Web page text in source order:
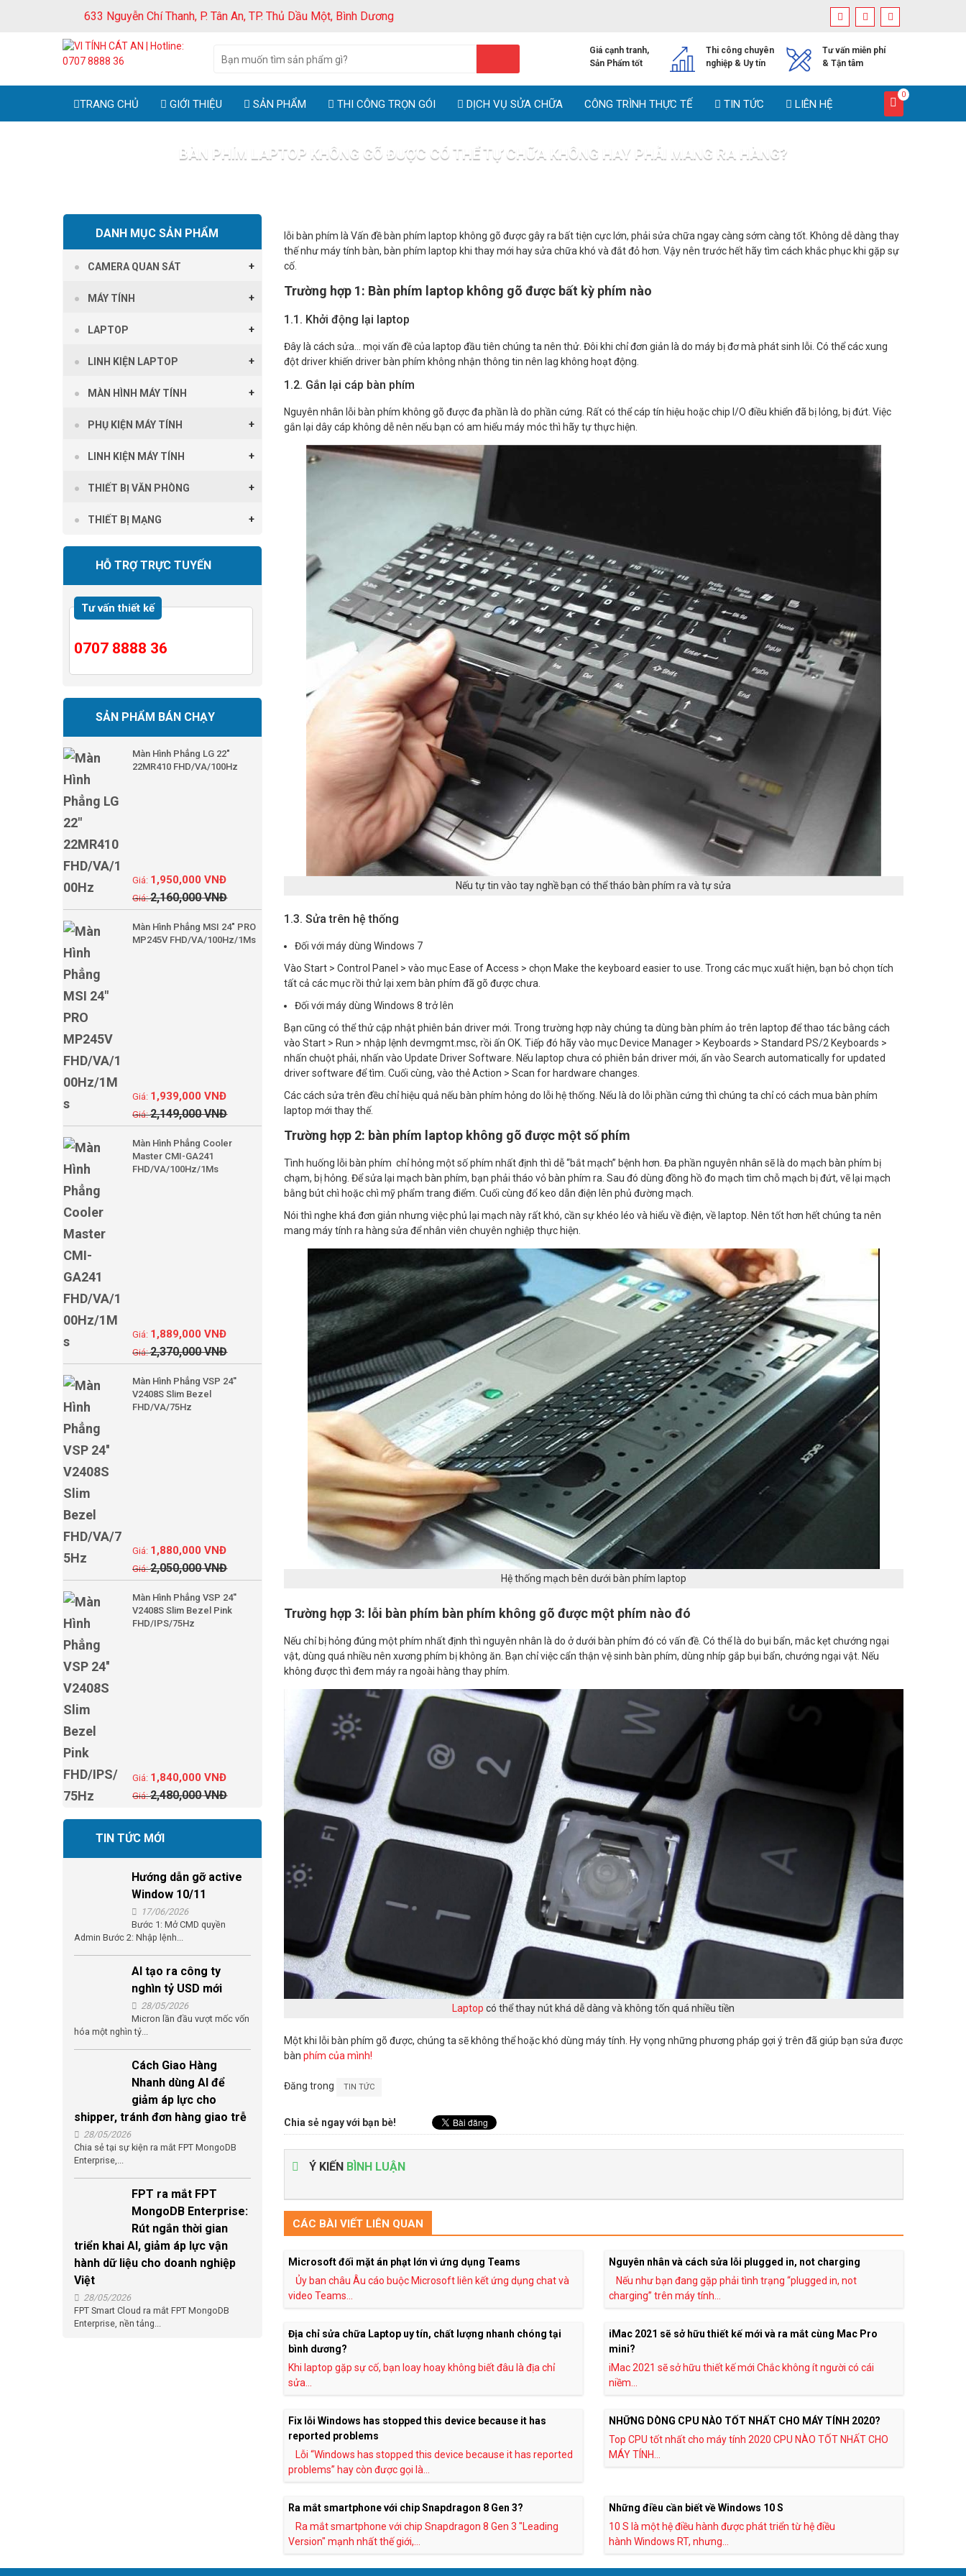
633 Nguyễn Chí Thanh, P. Tân An, TP. Thủ Dầu Một, Bình Dương
Giá cạnh tranh,
Sản Phẩm tốt
Thi công chuyên
nghiệp & Uy tín
Tư vấn miễn phí
& Tận tâm
TRANG CHỦ GIỚI THIỆU SẢN PHẨM THI CÔNG TRỌN GÓI DỊCH VỤ SỬA CHỮA CÔNG TRÌNH THỰC TẾ TIN TỨC LIÊN HỆ
0
BÀN PHÍM LAPTOP KHÔNG GÕ ĐƯỢC CÓ THỂ TỰ CHỮA KHÔNG HAY PHẢI MANG RA HÀNG?
lỗi bàn phím là Vấn đề bàn phím laptop không gõ được gây ra bất tiện cực lớn, phải sửa chữa ngay càng sớm càng tốt. Không dễ dàng thay
thế như máy tính bàn, bàn phím laptop khi thay mới hay sửa chữa khó và đắt đỏ hơn. Vậy nên trước hết hãy tìm cách khắc phục khi gặp sự
cố.
Trường hợp 1: Bàn phím laptop không gõ được bất kỳ phím nào
1.1. Khởi động lại laptop
Đây là cách sửa… mọi vấn đề của laptop đầu tiên chúng ta nên thử. Đôi khi chỉ đơn giản là do máy bị đơ mà phát sinh lỗi. Có thể các xung
đột driver khiến driver bàn phím không nhận thông tin nên lag không hoạt động.
1.2. Gắn lại cáp bàn phím
Nguyên nhân lỗi bàn phím không gõ được đa phần là do phần cứng. Rất có thể cáp tín hiệu hoặc chip I/O điều khiển đã bị lỏng, bị đứt. Việc
gắn lại dây cáp không dễ nên nếu bạn có am hiểu máy móc thì hãy tự thực hiện.
Nếu tự tin vào tay nghề bạn có thể tháo bàn phím ra và tự sửa
1.3. Sửa trên hệ thống
Đối với máy dùng Windows 7
Vào Start > Control Panel > vào mục Ease of Access > chọn Make the keyboard easier to use. Trong các mục xuất hiện, bạn bỏ chọn tích
tất cả các mục rồi thử lại xem bàn phím đã gõ được chưa.
Đối với máy dùng Windows 8 trở lên
Bạn cũng có thể thử cập nhật phiên bản driver mới. Trong trường hợp này chúng ta dùng bàn phím ảo trên laptop để thao tác bằng cách
vào Start > Run > nhập lệnh devmgmt.msc, rồi ấn OK. Tiếp đó hãy vào mục Device Manager > Keyboards > Standard PS/2 Keyboards >
nhấn chuột phải, nhấn vào Update Driver Software. Nếu laptop chưa có phiên bản driver mới, ấn vào Search automatically for updated
driver software để tìm. Cuối cùng, vào thẻ Action > Scan for hardware changes.
Các cách sửa trên đều chỉ hiệu quả nếu bàn phím hỏng do lỗi hệ thống. Nếu là do lỗi phần cứng thì chúng ta chỉ có cách mua bàn phím
laptop mới thay thế.
Trường hợp 2: bàn phím laptop không gõ được một số phím
Tình huống lỗi bàn phím chỉ hỏng một số phím nhất định thì dễ “bắt mạch” bệnh hơn. Đa phần nguyên nhân sẽ là do mạch bàn phím bị
chạm, bị hỏng. Để sửa lại mạch bàn phím, bạn phải tháo vỏ bàn phím ra. Sau đó dùng đồng hồ đo mạch tìm chỗ mạch bị đứt, vẽ lại mạch
bằng bút chì hoặc chì mỹ phẩm trang điểm. Cuối cùng đổ keo dẫn điện lên phủ đường mạch.
Nói thì nghe khá đơn giản nhưng việc phủ lại mạch này rất khó, cần sự khéo léo và hiểu về điện, về laptop. Nên tốt hơn hết chúng ta nên
mang máy tính ra hàng sửa để nhân viên chuyên nghiệp thực hiện.
Hệ thống mạch bên dưới bàn phím laptop
Trường hợp 3: lỗi bàn phím bàn phím không gõ được một phím nào đó
Nếu chỉ bị hỏng đúng một phím nhất định thì nguyên nhân là do ở dưới bàn phím đó có vấn đề. Có thể là do bụi bẩn, mắc kẹt chướng ngại
vật, dùng quá nhiều nên xương phím bị không ăn. Bạn chỉ việc cẩn thận vệ sinh bàn phím, dùng nhíp gắp bụi bẩn, chướng ngại vật. Nếu
không được thì đem máy ra ngoài hàng thay phím.
Laptop có thể thay nút khá dễ dàng và không tốn quá nhiều tiền
Một khi lỗi bàn phím gõ được, chúng ta sẽ không thể hoặc khó dùng máy tính. Hy vọng những phương pháp gợi ý trên đã giúp bạn sửa được
bàn phím của mình!
Đăng trong TIN TỨC
Chia sẻ ngay với bạn bè!
Ý KIẾN BÌNH LUẬN
CÁC BÀI VIẾT LIÊN QUAN
Microsoft đối mặt án phạt lớn vì ứng dụng Teams
Ủy ban châu Âu cáo buộc Microsoft liên kết ứng dụng chat và
video Teams...
Nguyên nhân và cách sửa lỗi plugged in, not charging
Nếu như bạn đang gặp phải tình trạng “plugged in, not
charging” trên máy tính...
Địa chỉ sửa chữa Laptop uy tín, chất lượng nhanh chóng tại
bình dương?
Khi laptop gặp sự cố, bạn loay hoay không biết đâu là địa chỉ
sửa...
iMac 2021 sẽ sở hữu thiết kế mới và ra mắt cùng Mac Pro
mini?
iMac 2021 sẽ sở hữu thiết kế mới Chắc không ít người có cái
niềm...
Fix lỗi Windows has stopped this device because it has
reported problems
Lỗi “Windows has stopped this device because it has reported
problems” hay còn được gọi là...
NHỮNG DÒNG CPU NÀO TỐT NHẤT CHO MÁY TÍNH 2020?
Top CPU tốt nhất cho máy tính 2020 CPU NÀO TỐT NHẤT CHO
MÁY TÍNH...
Ra mắt smartphone với chip Snapdragon 8 Gen 3?
Ra mắt smartphone với chip Snapdragon 8 Gen 3 "Leading
Version" mạnh nhất thế giới,...
Những điều cần biết về Windows 10 S
10 S là một hệ điều hành được phát triển từ hệ điều
hành Windows RT, nhưng...
DANH MỤC SẢN PHẨM
CAMERA QUAN SÁT
MÁY TÍNH
LAPTOP
LINH KIỆN LAPTOP
MÀN HÌNH MÁY TÍNH
PHỤ KIỆN MÁY TÍNH
LINH KIỆN MÁY TÍNH
THIẾT BỊ VĂN PHÒNG
THIẾT BỊ MẠNG
HỖ TRỢ TRỰC TUYẾN
Tư vấn thiết kế
0707 8888 36
SẢN PHẨM BÁN CHẠY
Màn Hình Phẳng LG 22"
22MR410 FHD/VA/100Hz
2,160,000VNĐ
1,950,000VNĐ
Màn Hình Phẳng MSI 24" PRO
MP245V FHD/VA/100Hz/1Ms
2,149,000VNĐ
1,939,000VNĐ
Màn Hình Phẳng Cooler
Master CMI-GA241
FHD/VA/100Hz/1Ms
2,370,000VNĐ
1,889,000VNĐ
Màn Hình Phẳng VSP 24''
V2408S Slim Bezel
FHD/VA/75Hz
2,050,000VNĐ
1,880,000VNĐ
Màn Hình Phẳng VSP 24''
V2408S Slim Bezel Pink
FHD/IPS/75Hz
2,480,000VNĐ
1,840,000VNĐ
TIN TỨC MỚI
Hướng dẫn gỡ active
Window 10/11
17/06/2026
Bước 1: Mở CMD quyền
Admin Bước 2: Nhập lệnh...
AI tạo ra công ty
nghìn tỷ USD mới
28/05/2026
Micron lần đầu vượt mốc vốn
hóa một nghìn tỷ...
Cách Giao Hàng
Nhanh dùng AI để
giảm áp lực cho
shipper, tránh đơn hàng giao trễ
28/05/2026
Chia sẻ tại sự kiện ra mắt FPT MongoDB
Enterprise,...
FPT ra mắt FPT
MongoDB Enterprise:
Rút ngắn thời gian
triển khai AI, giảm áp lực vận
hành dữ liệu cho doanh nghiệp
Việt
28/05/2026
FPT Smart Cloud ra mắt FPT MongoDB
Enterprise, nền tảng...